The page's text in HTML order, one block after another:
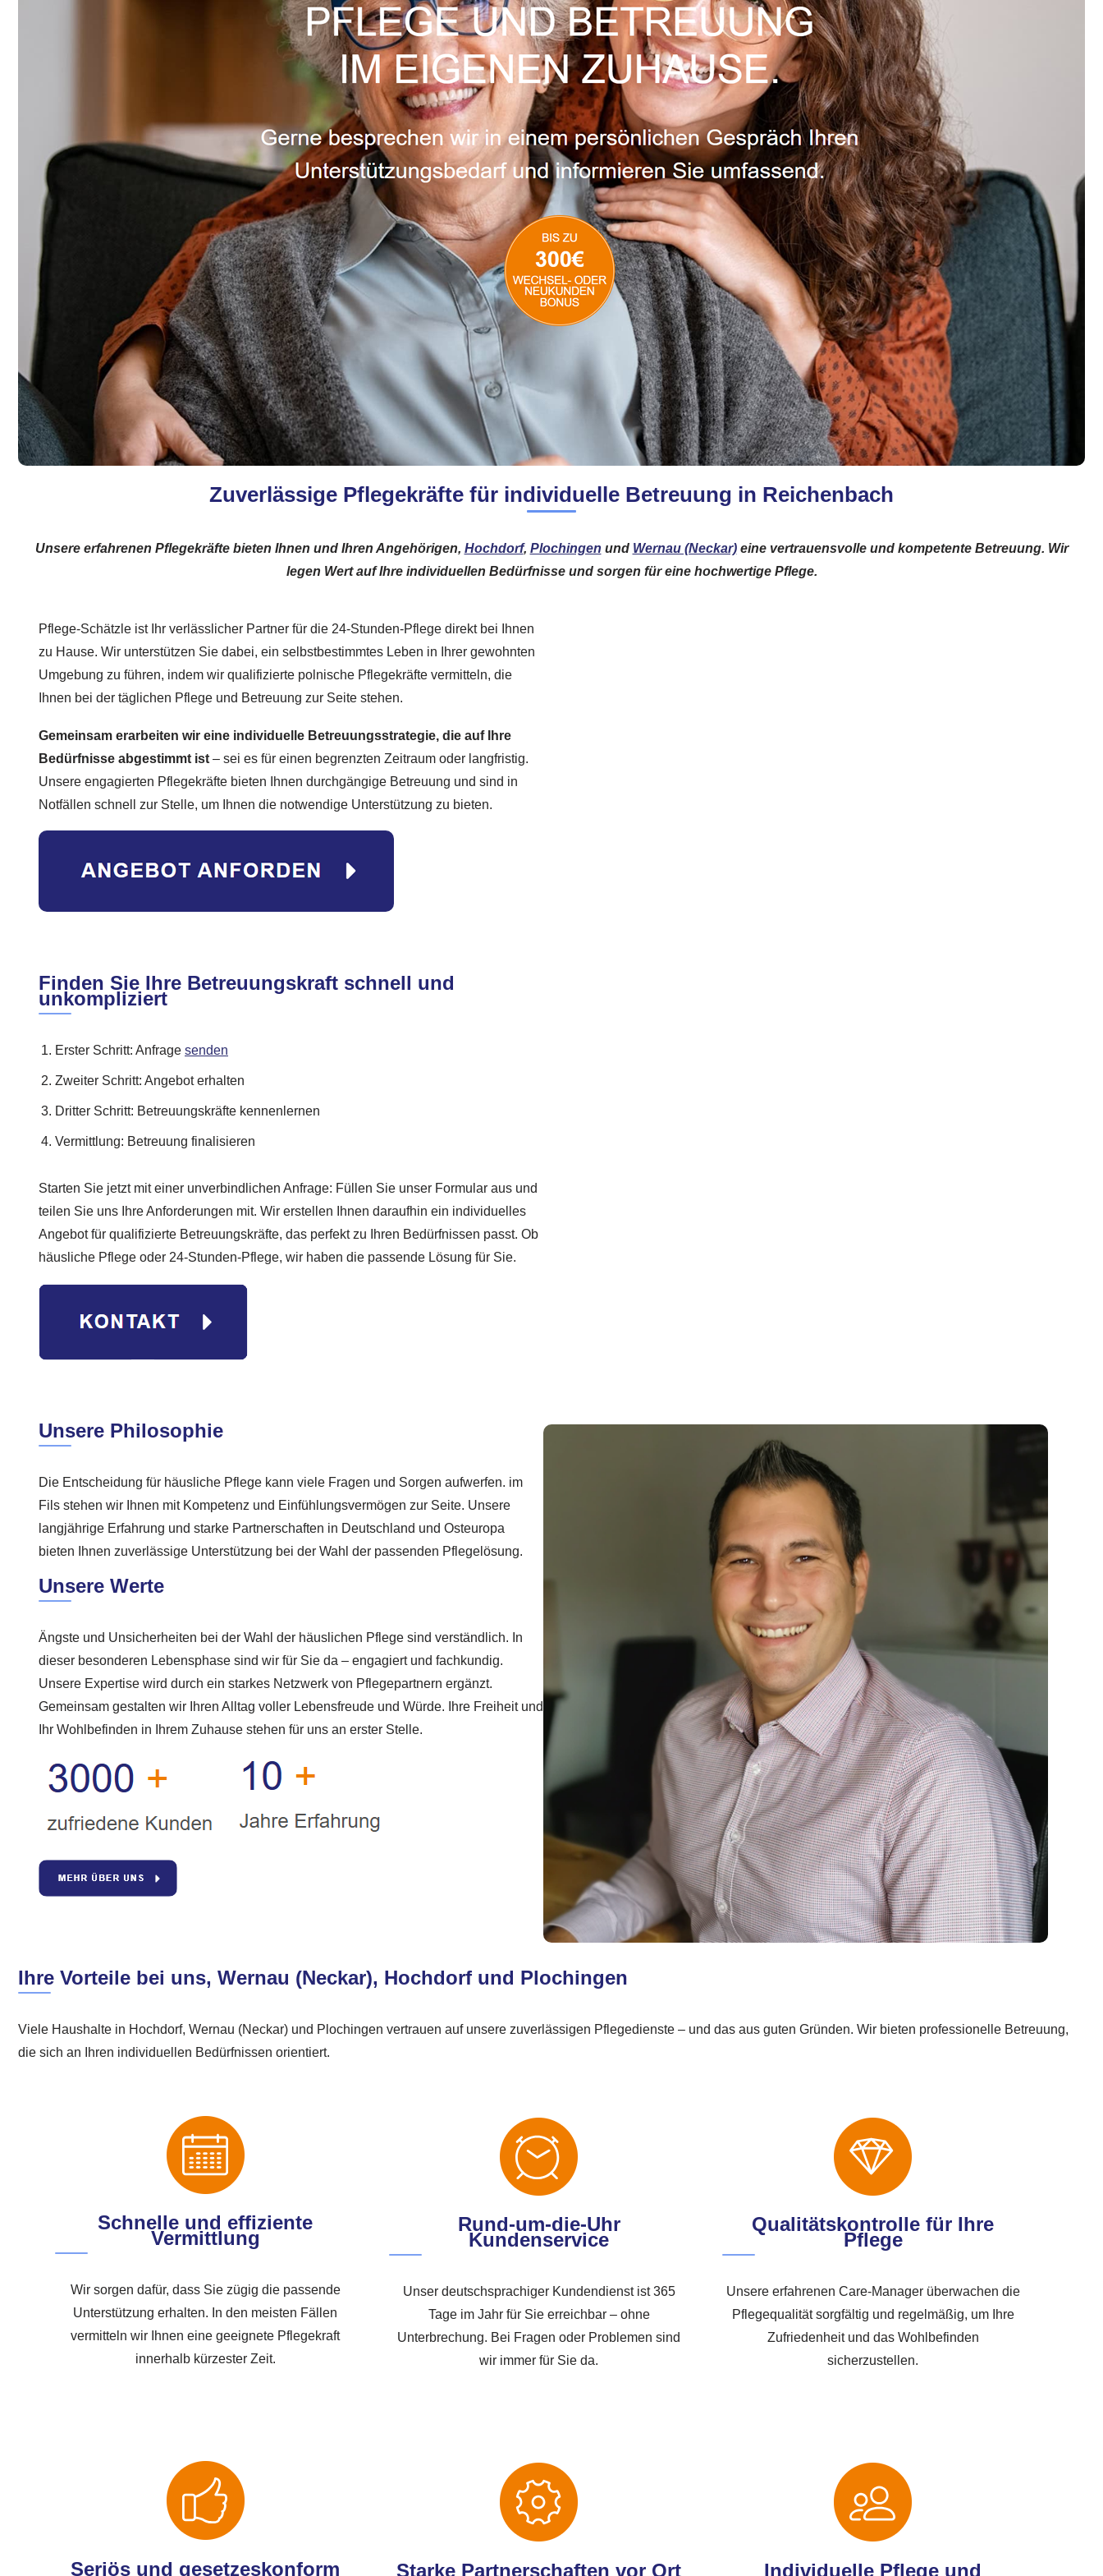
Zuverlässige Pflegekräfte für individuelle Betreuung in Reichenbach
Unsere erfahrenen Pflegekräfte bieten Ihnen und Ihren Angehörigen, Hochdorf, Plochingen und Wernau (Neckar)eine vertrauensvolle und kompetente Betreuung. Wir
legen Wert auf Ihre individuellen Bedürfnisse und sorgen für eine hochwertige Pflege.
Pflege-Schätzle ist Ihr verlässlicher Partner für die 24-Stunden-Pflege direkt bei Ihnen
zu Hause. Wir unterstützen Sie dabei, ein selbstbestimmtes Leben in Ihrer gewohnten
Umgebung zu führen, indem wir qualifizierte polnische Pflegekräfte vermitteln, die
Ihnen bei der täglichen Pflege und Betreuung zur Seite stehen.
Gemeinsam erarbeiten wir eine individuelle Betreuungsstrategie, die auf Ihre
Bedürfnisse abgestimmt ist – sei es für einen begrenzten Zeitraum oder langfristig.
Unsere engagierten Pflegekräfte bieten Ihnen durchgängige Betreuung und sind in
Notfällen schnell zur Stelle, um Ihnen die notwendige Unterstützung zu bieten.
Finden Sie Ihre Betreuungskraft schnell und
unkompliziert
Erster Schritt: Anfrage senden
Zweiter Schritt: Angebot erhalten
Dritter Schritt: Betreuungskräfte kennenlernen
Vermittlung: Betreuung finalisieren
Starten Sie jetzt mit einer unverbindlichen Anfrage: Füllen Sie unser Formular aus und
teilen Sie uns Ihre Anforderungen mit. Wir erstellen Ihnen daraufhin ein individuelles
Angebot für qualifizierte Betreuungskräfte, das perfekt zu Ihren Bedürfnissen passt. Ob
häusliche Pflege oder 24-Stunden-Pflege, wir haben die passende Lösung für Sie.
Unsere Philosophie
Die Entscheidung für häusliche Pflege kann viele Fragen und Sorgen aufwerfen. im
Fils stehen wir Ihnen mit Kompetenz und Einfühlungsvermögen zur Seite. Unsere
langjährige Erfahrung und starke Partnerschaften in Deutschland und Osteuropa
bieten Ihnen zuverlässige Unterstützung bei der Wahl der passenden Pflegelösung.
Unsere Werte
Ängste und Unsicherheiten bei der Wahl der häuslichen Pflege sind verständlich. In
dieser besonderen Lebensphase sind wir für Sie da – engagiert und fachkundig.
Unsere Expertise wird durch ein starkes Netzwerk von Pflegepartnern ergänzt.
Gemeinsam gestalten wir Ihren Alltag voller Lebensfreude und Würde. Ihre Freiheit und
Ihr Wohlbefinden in Ihrem Zuhause stehen für uns an erster Stelle.
Ihre Vorteile bei uns, Wernau (Neckar), Hochdorf und Plochingen
Viele Haushalte in Hochdorf, Wernau (Neckar) und Plochingen vertrauen auf unsere zuverlässigen Pflegedienste – und das aus guten Gründen. Wir bieten professionelle Betreuung,
die sich an Ihren individuellen Bedürfnissen orientiert.
Schnelle und effiziente
Vermittlung
Wir sorgen dafür, dass Sie zügig die passende
Unterstützung erhalten. In den meisten Fällen
vermitteln wir Ihnen eine geeignete Pflegekraft
innerhalb kürzester Zeit.
Rund-um-die-Uhr
Kundenservice
Unser deutschsprachiger Kundendienst ist 365
Tage im Jahr für Sie erreichbar – ohne
Unterbrechung. Bei Fragen oder Problemen sind
wir immer für Sie da.
Qualitätskontrolle für Ihre
Pflege
Unsere erfahrenen Care-Manager überwachen die
Pflegequalität sorgfältig und regelmäßig, um Ihre
Zufriedenheit und das Wohlbefinden
sicherzustellen.
Seriös und gesetzeskonform Starke Partnerschaften vor Ort Individuelle Pflege und